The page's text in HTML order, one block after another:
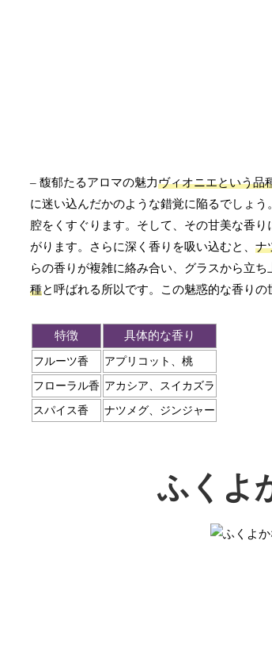
– 馥郁たるアロマの魅力ヴィオニエという品
に迷い込んだかのような錯覚に陥るでしょ
腔をくすぐります。そして、その甘美な香
がります。さらに深く香りを吸い込むと、 ナ
らの香りが複雑に絡み合い、グラスから立
種と呼ばれる所以です。この魅惑的な香り
特徴 具体的な香り
フルーツ香 アプリコット、桃
フローラル香 アカシア、スイカズラ
スパイス香 ナツメグ、ジンジャー
ふくよ